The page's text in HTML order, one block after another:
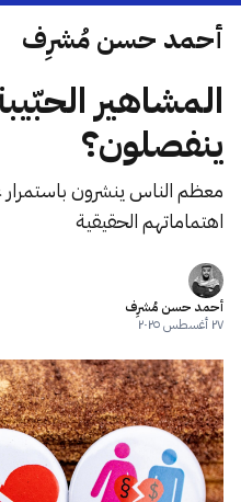
أحمد حسن مُشرِف
المشاهير
ينفصلون؟
معظم الناس ينشرون
اهتماماتهم الحقيقية
أحمد حسن مُشرِف
٢٧ أغسطس ٢٠٢٥